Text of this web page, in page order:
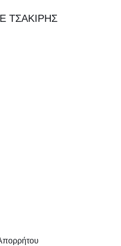
ΤΣΑΚΙΡΗΣ